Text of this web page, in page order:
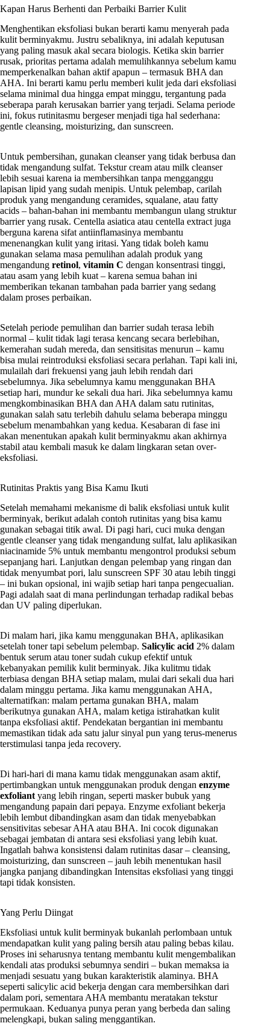
Kapan Harus Berhenti dan Perbaiki Barrier Kulit
Menghentikan eksfoliasi bukan berarti kamu menyerah pada
kulit berminyakmu. Justru sebaliknya, ini adalah keputusan
yang paling masuk akal secara biologis. Ketika skin barrier
rusak, prioritas pertama adalah memulihkannya sebelum kamu
memperkenalkan bahan aktif apapun – termasuk BHA dan
AHA. Ini berarti kamu perlu memberi kulit jeda dari eksfoliasi
selama minimal dua hingga empat minggu, tergantung pada
seberapa parah kerusakan barrier yang terjadi. Selama periode
ini, fokus rutinitasmu bergeser menjadi tiga hal sederhana:
gentle cleansing, moisturizing, dan sunscreen.
Untuk pembersihan, gunakan cleanser yang tidak berbusa dan
tidak mengandung sulfat. Tekstur cream atau milk cleanser
lebih sesuai karena ia membersihkan tanpa mengganggu
lapisan lipid yang sudah menipis. Untuk pelembap, carilah
produk yang mengandung ceramides, squalane, atau fatty
acids – bahan-bahan ini membantu membangun ulang struktur
barrier yang rusak. Centella asiatica atau centella extract juga
berguna karena sifat antiinflamasinya membantu
menenangkan kulit yang iritasi. Yang tidak boleh kamu
gunakan selama masa pemulihan adalah produk yang
mengandung retinol, vitamin C dengan konsentrasi tinggi,
atau asam yang lebih kuat – karena semua bahan ini
memberikan tekanan tambahan pada barrier yang sedang
dalam proses perbaikan.
Setelah periode pemulihan dan barrier sudah terasa lebih
normal – kulit tidak lagi terasa kencang secara berlebihan,
kemerahan sudah mereda, dan sensitisitas menurun – kamu
bisa mulai reintroduksi eksfoliasi secara perlahan. Tapi kali ini,
mulailah dari frekuensi yang jauh lebih rendah dari
sebelumnya. Jika sebelumnya kamu menggunakan BHA
setiap hari, mundur ke sekali dua hari. Jika sebelumnya kamu
mengkombinasikan BHA dan AHA dalam satu rutinitas,
gunakan salah satu terlebih dahulu selama beberapa minggu
sebelum menambahkan yang kedua. Kesabaran di fase ini
akan menentukan apakah kulit berminyakmu akan akhirnya
stabil atau kembali masuk ke dalam lingkaran setan over-
eksfoliasi.
Rutinitas Praktis yang Bisa Kamu Ikuti
Setelah memahami mekanisme di balik eksfoliasi untuk kulit
berminyak, berikut adalah contoh rutinitas yang bisa kamu
gunakan sebagai titik awal. Di pagi hari, cuci muka dengan
gentle cleanser yang tidak mengandung sulfat, lalu aplikasikan
niacinamide 5% untuk membantu mengontrol produksi sebum
sepanjang hari. Lanjutkan dengan pelembap yang ringan dan
tidak menyumbat pori, lalu sunscreen SPF 30 atau lebih tinggi
– ini bukan opsional, ini wajib setiap hari tanpa pengecualian.
Pagi adalah saat di mana perlindungan terhadap radikal bebas
dan UV paling diperlukan.
Di malam hari, jika kamu menggunakan BHA, aplikasikan
setelah toner tapi sebelum pelembap. Salicylic acid 2% dalam
bentuk serum atau toner sudah cukup efektif untuk
kebanyakan pemilik kulit berminyak. Jika kulitmu tidak
terbiasa dengan BHA setiap malam, mulai dari sekali dua hari
dalam minggu pertama. Jika kamu menggunakan AHA,
alternatifkan: malam pertama gunakan BHA, malam
berikutnya gunakan AHA, malam ketiga istirahatkan kulit
tanpa eksfoliasi aktif. Pendekatan bergantian ini membantu
memastikan tidak ada satu jalur sinyal pun yang terus-menerus
terstimulasi tanpa jeda recovery.
Di hari-hari di mana kamu tidak menggunakan asam aktif,
pertimbangkan untuk menggunakan produk dengan enzyme
exfoliant yang lebih ringan, seperti masker bubuk yang
mengandung papain dari pepaya. Enzyme exfoliant bekerja
lebih lembut dibandingkan asam dan tidak menyebabkan
sensitivitas sebesar AHA atau BHA. Ini cocok digunakan
sebagai jembatan di antara sesi eksfoliasi yang lebih kuat.
Ingatlah bahwa konsistensi dalam rutinitas dasar – cleansing,
moisturizing, dan sunscreen – jauh lebih menentukan hasil
jangka panjang dibandingkan Intensitas eksfoliasi yang tinggi
tapi tidak konsisten.
Yang Perlu Diingat
Eksfoliasi untuk kulit berminyak bukanlah perlombaan untuk
mendapatkan kulit yang paling bersih atau paling bebas kilau.
Proses ini seharusnya tentang membantu kulit mengembalikan
kendali atas produksi sebumnya sendiri – bukan memaksa ia
menjadi sesuatu yang bukan karakteristik alaminya. BHA
seperti salicylic acid bekerja dengan cara membersihkan dari
dalam pori, sementara AHA membantu meratakan tekstur
permukaan. Keduanya punya peran yang berbeda dan saling
melengkapi, bukan saling menggantikan.